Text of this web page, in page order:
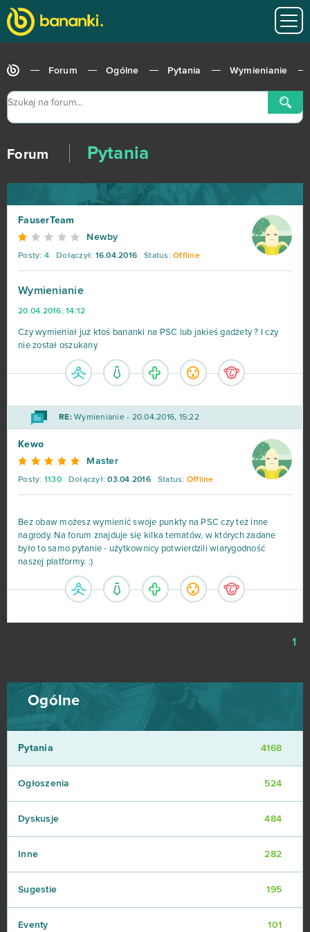
Forum Ogólne Pytania Wymienianie
Forum Pytania
FauserTeam
Newby
Posty: 4 Dołączył: 16.04.2016 Status: Offline
Wymienianie
20.04.2016, 14:12
Czy wymieniał już ktoś bananki na PSC lub jakieś gadżety ? I czy
nie został oszukany
RE:Wymienianie - 20.04.2016, 15:22
Kewo
Master
Posty: 1130 Dołączył: 03.04.2016 Status: Offline
Bez obaw możesz wymienić swoje punkty na PSC czy też inne
nagrody. Na forum znajduje się kilka tematów, w których zadane
było to samo pytanie - użytkownicy potwierdzili wiarygodność
naszej platformy. :)
1
Ogólne
Pytania 4168
Ogłoszenia 524
Dyskusje 484
Inne 282
Sugestie 195
Eventy 101